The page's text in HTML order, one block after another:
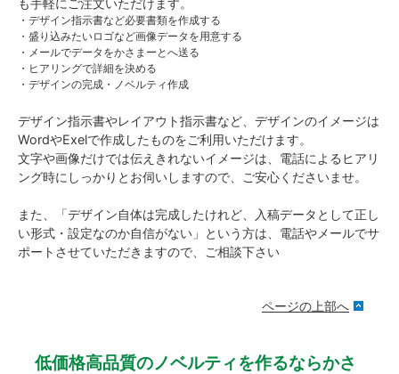
も手軽にご注文いただけます。
・デザイン指示書など必要書類を作成する
・盛り込みたいロゴなど画像データを用意する
・メールでデータをかさまーとへ送る
・ヒアリングで詳細を決める
・デザインの完成・ノベルティ作成
デザイン指示書やレイアウト指示書など、デザインのイメージは
WordやExelで作成したものをご利用いただけます。
文字や画像だけでは伝えきれないイメージは、電話によるヒアリ
ング時にしっかりとお伺いしますので、ご安心くださいませ。
また、「デザイン自体は完成したけれど、入稿データとして正し
い形式・設定なのか自信がない」という方は、電話やメールでサ
ポートさせていただきますので、ご相談下さい
ページの上部へ
低価格高品質のノベルティを作るならかさ